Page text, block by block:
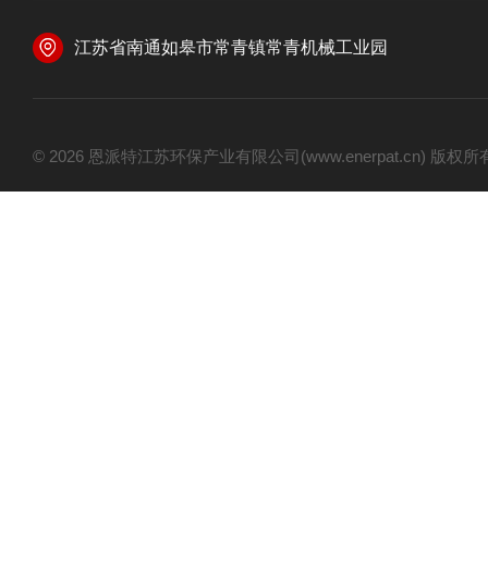
江苏省南通如皋市常青镇常青机械工业园
© 2026 恩派特江苏环保产业有限公司(www.enerpat.cn) 版权